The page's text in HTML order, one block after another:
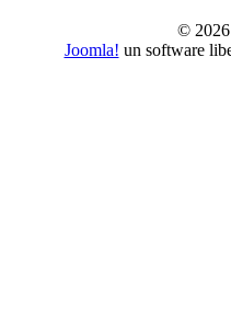
©
Joomla! un software